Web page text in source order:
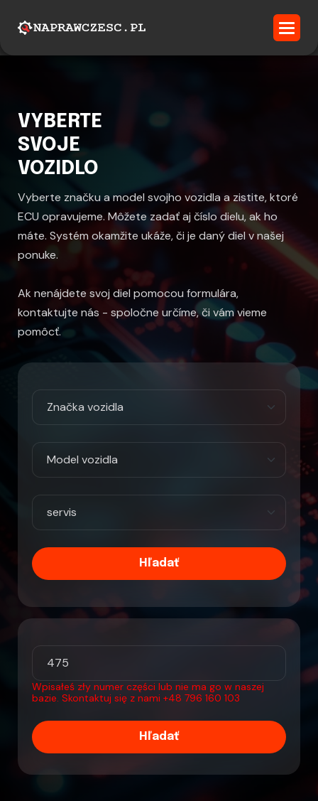
VYBERTE
SVOJE
VOZIDLO
Vyberte značku a model svojho vozidla a zistite, ktoré
ECU opravujeme. Môžete zadať aj číslo dielu, ak ho
máte. Systém okamžite ukáže, či je daný diel v našej
ponuke.
Ak nenájdete svoj diel pomocou formulára,
kontaktujte nás - spoločne určíme, či vám vieme
pomôcť.
Hľadať
Wpisałeś zły numer części lub nie ma go w naszej
bazie. Skontaktuj się z nami +48 796 160 103
Hľadať